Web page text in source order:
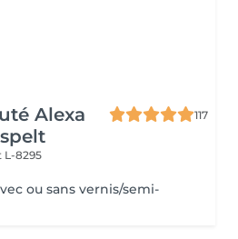
Alexa
117
L-8295
ou sans vernis/semi-